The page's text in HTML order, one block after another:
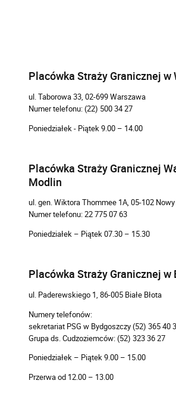
Placówka Straży Granicznej w
ul. Taborowa 33, 02-699 Warszawa
Numer telefonu: (22) 500 34 27
Poniedziałek - Piątek 9.00 – 14.00
Placówka Straży Granicznej
Modlin
ul. gen. Wiktora Thommee 1A, 05-102
Numer telefonu: 22 775 07 63
Poniedziałek – Piątek 07.30 – 15.30
Placówka Straży Granicznej w
ul. Paderewskiego 1, 86-005 Białe Błota
Numery telefonów:
sekretariat PSG w Bydgoszczy (52) 365 40
Grupa ds. Cudzoziemców: (52) 323 36 27
Poniedziałek – Piątek 9.00 – 15.00
Przerwa od 12.00 – 13.00